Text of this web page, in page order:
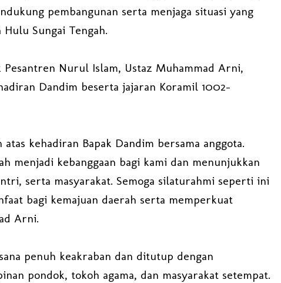
pembangunan serta menjaga situasi yang
Sungai Tengah.
Nurul Islam, Ustaz Muhammad Arni,
Dandim beserta jajaran Koramil 1002-
kehadiran Bapak Dandim bersama anggota.
menjadi kebanggaan bagi kami dan menunjukkan
serta masyarakat. Semoga silaturahmi seperti ini
bagi kemajuan daerah serta memperkuat
Arni.
penuh keakraban dan ditutup dengan
pondok, tokoh agama, dan masyarakat setempat.